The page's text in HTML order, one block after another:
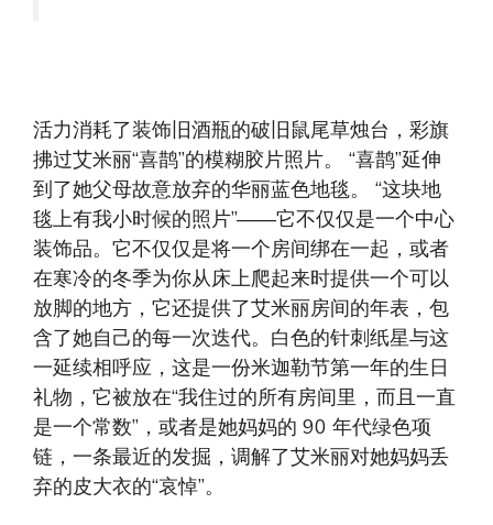
活力消耗了装饰旧酒瓶的破旧鼠尾草烛台，彩旗
拂过艾米丽“喜鹊”的模糊胶片照片。 “喜鹊”延伸
到了她父母故意放弃的华丽蓝色地毯。 “这块地
毯上有我小时候的照片”——它不仅仅是一个中心
装饰品。它不仅仅是将一个房间绑在一起，或者
在寒冷的冬季为你从床上爬起来时提供一个可以
放脚的地方，它还提供了艾米丽房间的年表，包
含了她自己的每一次迭代。白色的针刺纸星与这
一延续相呼应，这是一份米迦勒节第一年的生日
礼物，它被放在“我住过的所有房间里，而且一直
是一个常数”，或者是她妈妈的 90 年代绿色项
链，一条最近的发掘，调解了艾米丽对她妈妈丢
弃的皮大衣的“哀悼”。